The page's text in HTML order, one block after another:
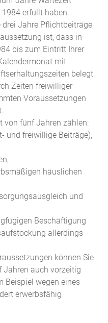
erfüllt haben,
drei Jahre Pflichtbeiträge
ist, dass in
bis zum Eintritt Ihrer
mit
belegt
Zeiten freiwilliger
Voraussetzungen
von fünf Jahren zählen:
und freiwillige Beiträge),
häuslichen
und
Beschäftigung
allerdings
können Sie
Jahren auch vorzeitig
Beispiel wegen eines
erwerbsfähig